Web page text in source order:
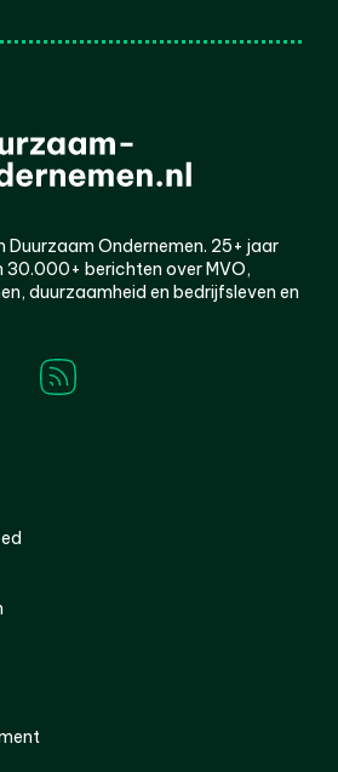
Duurzaam Ondernemen. 25+ jaar
30.000+ berichten over MVO,
duurzaamheid en bedrijfsleven en